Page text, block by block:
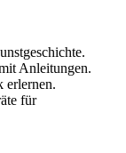
Anleitungen.
erlernen.
für